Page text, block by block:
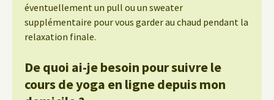
éventuellement un pull ou un sweater
supplémentaire pour vous garder au chaud pendant la
relaxation finale.
De quoi ai-je besoin pour suivre le
cours de yoga en ligne depuis mon